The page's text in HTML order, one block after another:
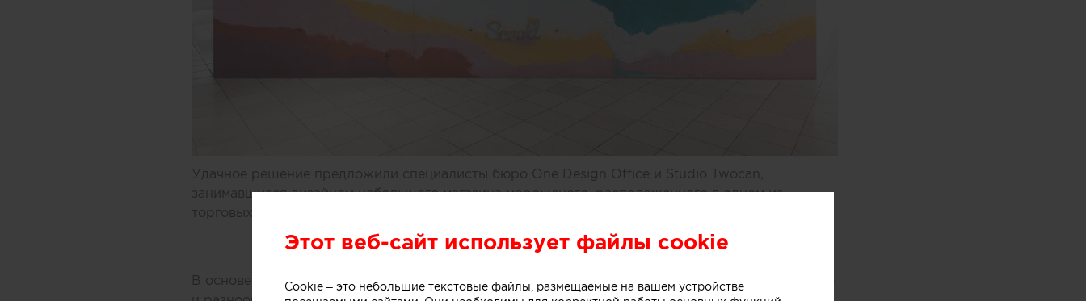
Удачное решение предложили специалисты бюро One Design Office и Studio Twocan,
занимавшиеся дизайном небольшого магазина мороженого, расположенного в одном из
торговых центров Мельбурна (Австралия).
В основе концепции массивной стойки лежит образ емкости с несколькими слоями мороженого
Этот веб-сайт использует файлы cookie
Cookie – это небольшие текстовые файлы, размещаемые на вашем устройстве